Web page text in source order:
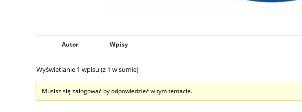
Autor Wpisy
Wyświetlanie 1 wpisu (z 1 w sumie)
Musisz się zalogować by odpowiedzieć w tym temacie.